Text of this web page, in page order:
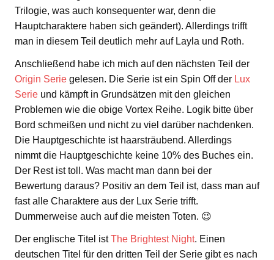
Trilogie, was auch konsequenter war, denn die
Hauptcharaktere haben sich geändert). Allerdings trifft
man in diesem Teil deutlich mehr auf Layla und Roth.
Anschließend habe ich mich auf den nächsten Teil der
Origin Serie gelesen. Die Serie ist ein Spin Off der Lux
Serie und kämpft in Grundsätzen mit den gleichen
Problemen wie die obige Vortex Reihe. Logik bitte über
Bord schmeißen und nicht zu viel darüber nachdenken.
Die Hauptgeschichte ist haarsträubend. Allerdings
nimmt die Hauptgeschichte keine 10% des Buches ein.
Der Rest ist toll. Was macht man dann bei der
Bewertung daraus? Positiv an dem Teil ist, dass man auf
fast alle Charaktere aus der Lux Serie trifft.
Dummerweise auch auf die meisten Toten. 😉
Der englische Titel istThe Brightest Night. Einen
deutschen Titel für den dritten Teil der Serie gibt es nach